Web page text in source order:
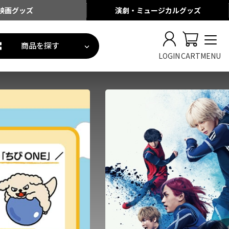
画グッズ 演劇・ミュージカルグッズ
商品を探す
LOGINCARTMENU